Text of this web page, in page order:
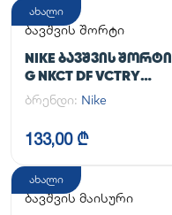
ახალი
ბავშვის შორტი
NIKE ᲑᲐᲕᲨᲕᲘᲡ ᲨᲝᲠᲢᲘ
G NKCT DF VCTRY
FLOUNCY SKRT
ბრენდი: Nike
133,00 ₾
ახალი
ბავშვის მაისური